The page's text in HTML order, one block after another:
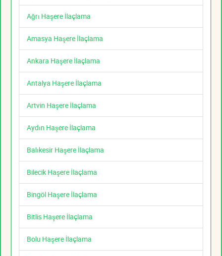
Ağrı Haşere İlaçlama
Amasya Haşere İlaçlama
Ankara Haşere İlaçlama
Antalya Haşere İlaçlama
Artvin Haşere İlaçlama
Aydın Haşere İlaçlama
Balıkesir Haşere İlaçlama
Bilecik Haşere İlaçlama
Bingöl Haşere İlaçlama
Bitlis Haşere İlaçlama
Bolu Haşere İlaçlama